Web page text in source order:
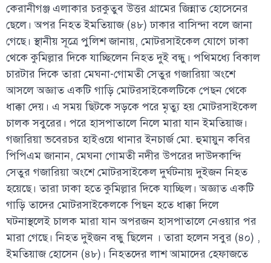
কেরানীগঞ্জ এলাকার চরকুতুব উত্তর গ্রামের জিন্নাত হোসেনের
ছেলে। অপর নিহত ইমতিয়াজ (৪৮) ঢাকার বাসিন্দা বলে জানা
গেছে। স্থানীয় সূত্রে পুলিশ জানায়, মোটরসাইকেল যোগে ঢাকা
থেকে কুমিল্লার দিকে যাচ্ছিলেন নিহত দুই বন্ধু। পথিমধ্যে বিকাল
চারটার দিকে তারা মেঘনা-গোমতী সেতুর গজারিয়া অংশে
আসলে অজ্ঞাত একটি গাড়ি মোটরসাইকেলটিকে পেছন থেকে
ধাক্কা দেয়। এ সময় ছিটকে সড়কে পরে মৃত্যু হয় মোটরসাইকেল
চালক সবুরের। পরে হাসপাতালে নিলে মারা যান ইমতিয়াজ।
গজারিয়া ভবেরচর হাইওয়ে থানার ইনচার্জ মো. হুমায়ুন কবির
পিপিএম জানান, মেঘনা গোমতী নদীর উপরের দাউদকান্দি
সেতুর গজারিয়া অংশে মোটরসাইকেল দুর্ঘটনায় দুইজন নিহত
হয়েছে। তারা ঢাকা হতে কুমিল্লার দিকে যাচ্ছিল। অজ্ঞাত একটি
গাড়ি তাদের মোটরসাইকেলকে পিছন হতে ধাক্কা দিলে
ঘটনাস্থলেই চালক মারা যান অপরজন হাসপাতালে নেওয়ার পর
মারা গেছে। নিহত দুইজন বন্ধু ছিলেন । তারা হলেন সবুর (৪০) ,
ইমতিয়াজ হোসেন (৪৮)। নিহতদের লাশ আমাদের হেফাজতে